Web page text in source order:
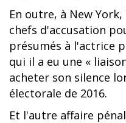
En outre, à New
chefs d'accusation
présumés à l'actrice
qui il a eu une «
acheter son silence
électorale de 2016.
Et l'autre affaire